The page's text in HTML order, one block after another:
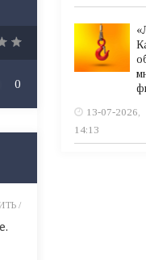
0
/
13-07-2026,
14:13